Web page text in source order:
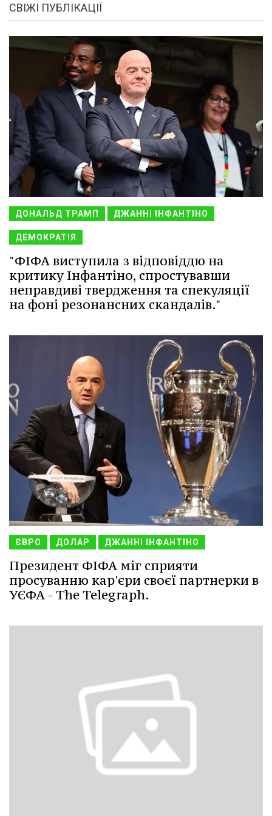
СВІЖІ ПУБЛІКАЦІЇ
ДОНАЛЬД ТРАМП ДЖАННІ ІНФАНТІНО
ДЕМОКРАТІЯ
"ФІФА виступила з відповіддю на
критику Інфантіно, спростувавши
неправдиві твердження та спекуляції
на фоні резонансних скандалів."
ЄВРО ДОЛАР ДЖАННІ ІНФАНТІНО
Президент ФІФА міг сприяти
просуванню кар'єри своєї партнерки в
УЄФА - The Telegraph.